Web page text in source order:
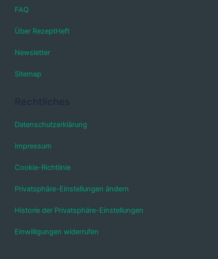
FAQ
Über RezeptHeft
Newsletter
Sitemap
Datenschutzerklärung
Impressum
Cookie-Richtlinie
Privatsphäre-Einstellungen ändern
Historie der Privatsphäre-Einstellungen
Einwilligungen widerrufen